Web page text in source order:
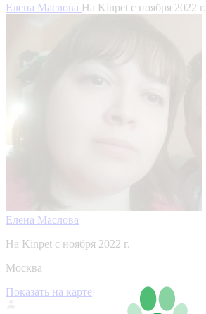
Елена Маслова На Kinpet c ноября 2022 г.
Елена Маслова
На Kinpet c ноября 2022 г.
Москва
Показать на карте